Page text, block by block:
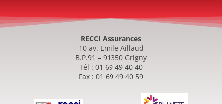
RECCI Assurances
10 av. Emile Aillaud
B.P.91 – 91350 Grigny
Tél : 01 69 49 40 40
Fax : 01 69 49 40 59